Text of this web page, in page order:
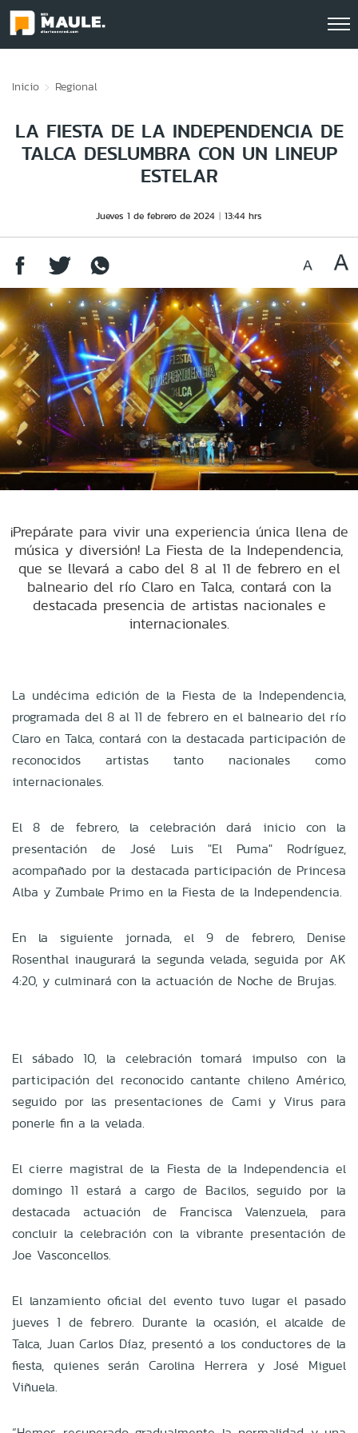
Inicio Regional
LA FIESTA DE LA INDEPENDENCIA DE
TALCA DESLUMBRA CON UN LINEUP
ESTELAR
Jueves 1 de febrero de 2024 13:44 hrs
¡Prepárate para vivir una experiencia única llena de
música y diversión! La Fiesta de la Independencia,
que se llevará a cabo del 8 al 11 de febrero en el
balneario del río Claro en Talca, contará con la
destacada presencia de artistas nacionales e
internacionales.
La undécima edición de la Fiesta de la Independencia,
programada del 8 al 11 de febrero en el balneario del río
Claro en Talca, contará con la destacada participación de
reconocidos artistas tanto nacionales como
internacionales.
El 8 de febrero, la celebración dará inicio con la
presentación de José Luis "El Puma" Rodríguez,
acompañado por la destacada participación de Princesa
Alba y Zumbale Primo en la Fiesta de la Independencia.
En la siguiente jornada, el 9 de febrero, Denise
Rosenthal inaugurará la segunda velada, seguida por AK
4:20, y culminará con la actuación de Noche de Brujas.
El sábado 10, la celebración tomará impulso con la
participación del reconocido cantante chileno Américo,
seguido por las presentaciones de Cami y Virus para
ponerle fin a la velada.
El cierre magistral de la Fiesta de la Independencia el
domingo 11 estará a cargo de Bacilos, seguido por la
destacada actuación de Francisca Valenzuela, para
concluir la celebración con la vibrante presentación de
Joe Vasconcellos.
El lanzamiento oficial del evento tuvo lugar el pasado
jueves 1 de febrero. Durante la ocasión, el alcalde de
Talca, Juan Carlos Díaz, presentó a los conductores de la
fiesta, quienes serán Carolina Herrera y José Miguel
Viñuela.